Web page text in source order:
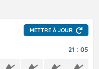
METTRE À JOUR
21 : 05